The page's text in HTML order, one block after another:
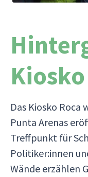
Das Kiosko Roca
Punta Arenas
Treffpunkt für
Politiker:innen
Wände erzählen